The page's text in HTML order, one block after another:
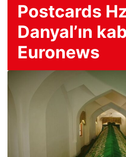
Postcards
Danyal’ın
Euronews